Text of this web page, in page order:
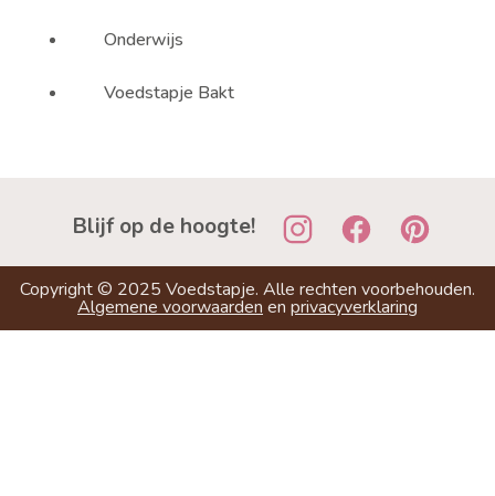
Onderwijs
Voedstapje Bakt
Blijf op de hoogte!
Copyright © 2025 Voedstapje. Alle rechten voorbehouden.
Algemene voorwaarden en privacyverklaring